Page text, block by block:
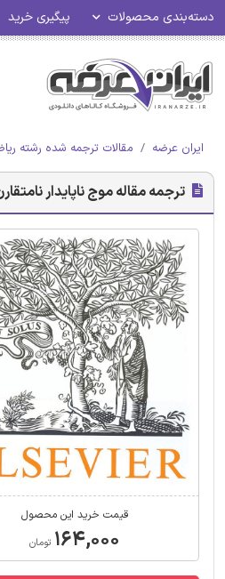
دسته‌بندی محصولات پیگیری خرید
ایران عرضه مقالات ترجمه شده رشته
ترجمه مقاله موج ناپایدار
قیمت خرید این محصول
۱۶۴,۰۰۰ تومان